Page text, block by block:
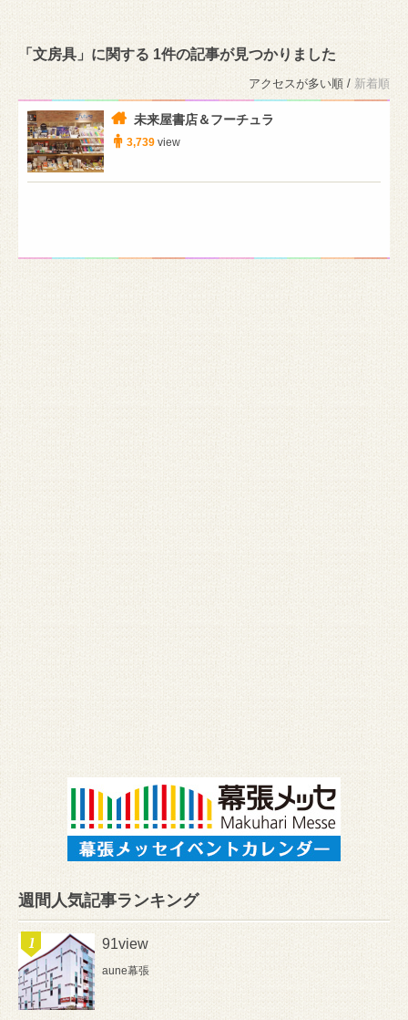
「文房具」に関する 1件の記事が見つかりました
アクセスが多い順 / 新着順
未来屋書店＆フーチュラ
3,739 view
週間人気記事ランキング
91view
aune幕張